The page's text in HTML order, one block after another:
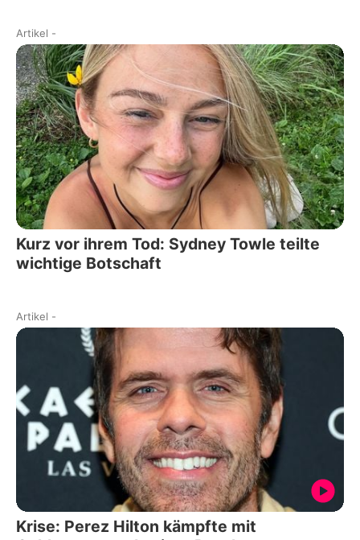
Artikel -
Kurz vor ihrem Tod: Sydney Towle teilte
wichtige Botschaft
Artikel -
Krise: Perez Hilton kämpfte mit